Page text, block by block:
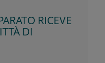
RICEVE
DI